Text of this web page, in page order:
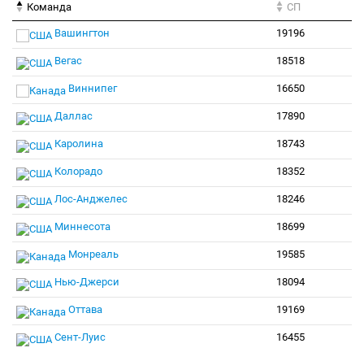
Команда СП
Вашингтон 19196
Вегас 18518
Виннипег 16650
Даллас 17890
Каролина 18743
Колорадо 18352
Лос-Анджелес 18246
Миннесота 18699
Монреаль 19585
Нью-Джерси 18094
Оттава 19169
Сент-Луис 16455